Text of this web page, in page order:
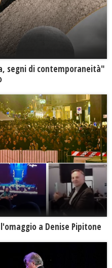
segni di contemporaneità"
a Denise Pipitone